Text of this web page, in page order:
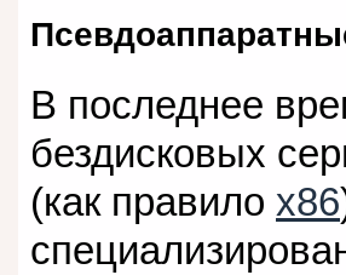
В последнее
бездисковых
(как правило x86